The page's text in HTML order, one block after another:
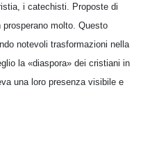
i catechisti. Proposte di
molto. Questo
notevoli trasformazioni nella
la «diaspora» dei cristiani in
una loro presenza visibile e